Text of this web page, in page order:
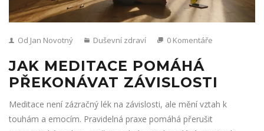
Od Jan Novotný Duševní zdraví 0 Komentáře
JAK MEDITACE POMÁHÁ
PŘEKONÁVAT ZÁVISLOSTI
Meditace není zázračný lék na závislosti, ale mění vztah k
touhám a emocím. Pravidelná praxe pomáhá přerušit